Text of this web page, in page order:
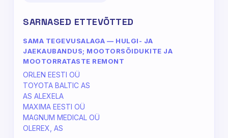
SARNASED ETTEVÕTTED
SAMA TEGEVUSALAGA — HULGI- JA
JAEKAUBANDUS; MOOTORSÕIDUKITE JA
MOOTORRATASTE REMONT
ORLEN EESTI OÜ
TOYOTA BALTIC AS
AS ALEXELA
MAXIMA EESTI OÜ
MAGNUM MEDICAL OÜ
OLEREX, AS